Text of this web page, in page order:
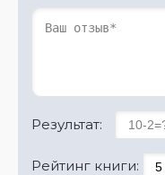
Результат:
Рейтинг книги: